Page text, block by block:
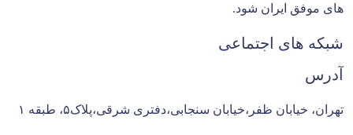
های موفق ایران شود.
شبکه های اجتماعی
آدرس
تهران، خیابان ظفر،خیابان سنجابی،دفتری شرقی،پلاک۵، طبقه ۱